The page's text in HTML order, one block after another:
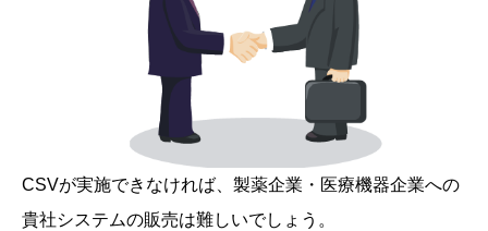
CSVが実施できなければ、製薬企業・医療機器企業への
貴社システムの販売は難しいでしょう。